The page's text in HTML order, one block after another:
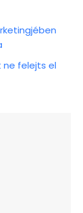
ne felejts el